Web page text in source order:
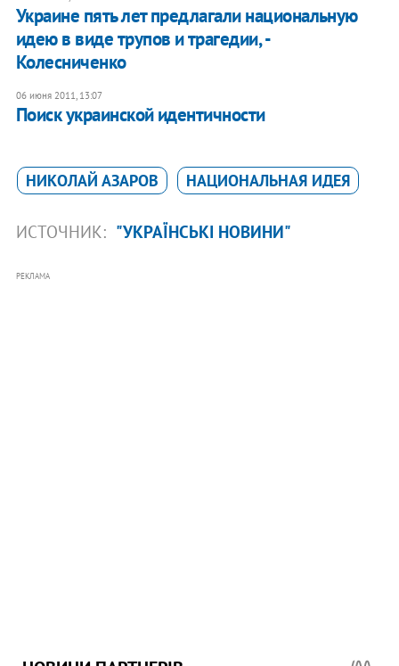
Украине пять лет предлагали национальную
идею в виде трупов и трагедии, -
Колесниченко
06 июня 2011, 13:07
Поиск украинской идентичности
НИКОЛАЙ АЗАРОВ НАЦИОНАЛЬНАЯ ИДЕЯ
ИСТОЧНИК: "УКРАЇНСЬКІ НОВИНИ"
РЕКЛАМА